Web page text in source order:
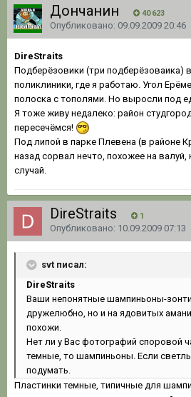
Дончанин 40 623
Опубликовано: 09.09.2009 20:46
DireStraits
Подберёзовики (три подберёзоваика)
поликлиники, где я работаю. Угол
полоска с тополями. Но выросли под
Я тоже живу недалеко: район
пересечёмся!
Под липой в парке Плевена (в районе
назад сорвал нечто, похожее на
случай.
DireStraits 1
Опубликовано: 10.09.2009 07:13
svt писал:
DireStraits
Ваши непонятные шампиньоны-
дружелюбно, но и на ядовитых
похожи.
Нет ли у Вас фотографий споровой
темные, то шампиньоны. Если
подумать.
Пластинки темные, типичные для